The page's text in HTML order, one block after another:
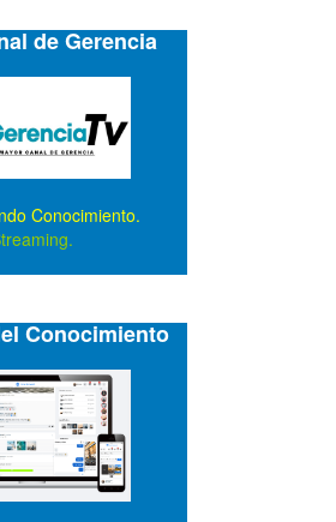
de Gerencia
Conocimiento.
Conocimiento